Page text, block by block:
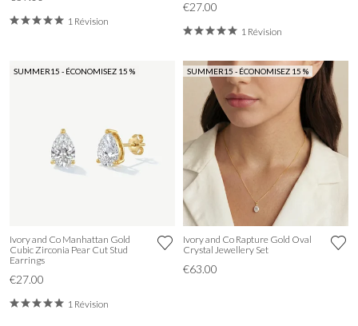
1 Révision
€27.00
1 Révision
SUMMER15 - ÉCONOMISEZ 15 %
Ivory and Co Manhattan Gold
Cubic Zirconia Pear Cut Stud
Earrings
€27.00
1 Révision
SUMMER15 - ÉCONOMISEZ 15 %
Ivory and Co Rapture Gold Oval
Crystal Jewellery Set
€63.00